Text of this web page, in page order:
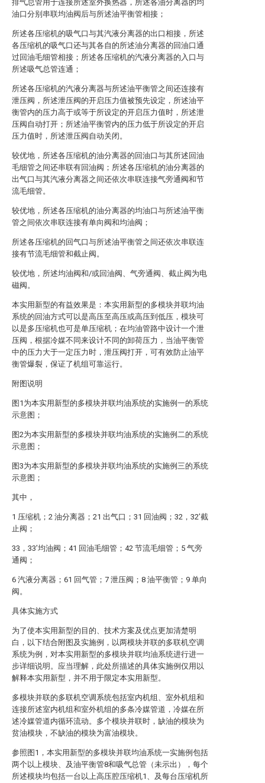
排气总管用于连接所述室外换热器，所述各油分离器的均
油口分别串联均油阀后与所述油平衡管相接；
所述各压缩机的吸气口与其汽液分离器的出口相接，所述
各压缩机的吸气口还与其各自的所述油分离器的回油口通
过回油毛细管相接；所述各压缩机的汽液分离器的入口与
所述吸气总管连通；
所述各压缩机的汽液分离器与所述油平衡管之间还连接有
泄压阀，所述泄压阀的开启压力值被预先设定，所述油平
衡管内的压力高于或等于所设定的开启压力值时，所述泄
压阀自动打开；所述油平衡管内的压力低于所设定的开启
压力值时，所述泄压阀自动关闭。
较优地，所述各压缩机的油分离器的回油口与其所述回油
毛细管之间还串联有回油阀；所述各压缩机的油分离器的
出气口与其汽液分离器之间还依次串联连接气旁通阀和节
流毛细管。
较优地，所述各压缩机的油分离器的均油口与所述油平衡
管之间依次串联连接有单向阀和均油阀；
所述各压缩机的回气口与所述油平衡管之间还依次串联连
接有节流毛细管和截止阀。
较优地，所述均油阀和/或回油阀、气旁通阀、截止阀为电
磁阀。
本实用新型的有益效果是：本实用新型的多模块并联均油
系统的回油方式可以是高压至高压或高压到低压，模块可
以是多压缩机也可是单压缩机；在均油管路中设计一个泄
压阀，根据冷媒不同来设计不同的卸荷压力，当油平衡管
中的压力大于一定压力时，泄压阀打开，可有效防止油平
衡管爆裂，保证了机组可靠运行。
附图说明
图1为本实用新型的多模块并联均油系统的实施例一的系统
示意图；
图2为本实用新型的多模块并联均油系统的实施例二的系统
示意图；
图3为本实用新型的多模块并联均油系统的实施例三的系统
示意图；
其中，
1 压缩机；2 油分离器；21 出气口；31 回油阀；32，32’截
止阀；
33，33’均油阀；41 回油毛细管；42 节流毛细管；5 气旁
通阀；
6 汽液分离器；61 回气管；7 泄压阀；8 油平衡管；9 单向
阀。
具体实施方式
为了使本实用新型的目的、技术方案及优点更加清楚明
白，以下结合附图及实施例，以两模块并联的多联机空调
系统为例，对本实用新型的多模块并联均油系统进行进一
步详细说明。应当理解，此处所描述的具体实施例仅用以
解释本实用新型，并不用于限定本实用新型。
多模块并联的多联机空调系统包括室内机组、室外机组和
连接所述室内机组和室外机组的多条冷媒管道，冷媒在所
述冷媒管道内循环流动。多个模块并联时，缺油的模块为
贫油模块，不缺油的模块为富油模块。
参照图1，本实用新型的多模块并联均油系统一实施例包括
两个以上模块、及油平衡管8和吸气总管（未示出），每个
所述模块均包括一台以上高压腔压缩机1、及每台压缩机所